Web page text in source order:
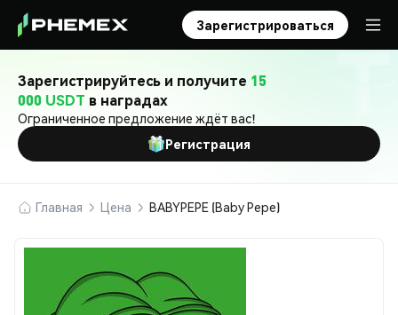
Зарегистрироваться
Зарегистрируйтесь и получите 15
000 USDT в наградах
Ограниченное предложение ждёт вас!
Регистрация
Главная Цена BABYPEPE (Baby Pepe)